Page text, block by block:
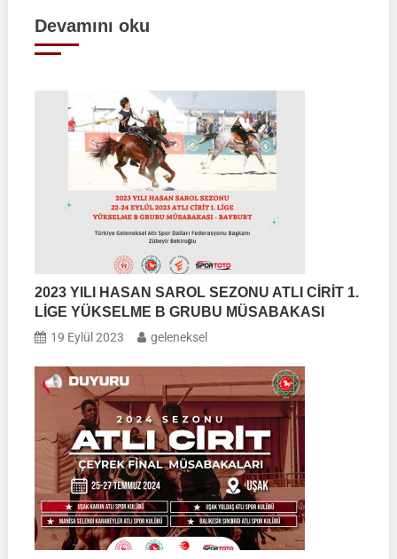
Devamını oku
2023 YILI HASAN SAROL SEZONU ATLI CİRİT 1.
LİGE YÜKSELME B GRUBU MÜSABAKASI
19 Eylül 2023 geleneksel